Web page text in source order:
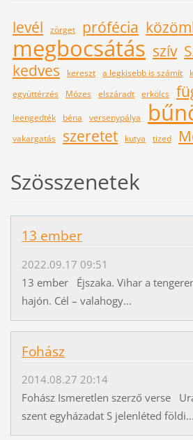
levél zörget prófécia
megbocsátás szív
kedves
kereszt a legkisebb is számít
együttérzés
Mózes elszáradt erkölcs
leengedték
béna versenypálya
vakargatás szeretet kutya tized
Szösszenetek
13 ember
2022.09.17 09:51
13 ember Éjszaka. Vihar a
hajón. Cél – valahogy...
Fohász
2014.08.27 20:14
Fohász Ismeretlen szerző verse
szent egyházadat S jelenléted földi...